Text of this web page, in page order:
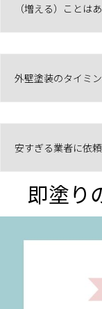
（増える）ことは
外壁塗装のタイミ
安すぎる業者に依
即塗り
✨ 賢いお金の使